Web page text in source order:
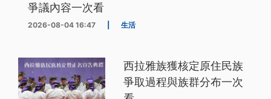
爭議內容一次看
2026-08-04 16:47 生活
西拉雅族獲核定原住民族
爭取過程與族群分布一次